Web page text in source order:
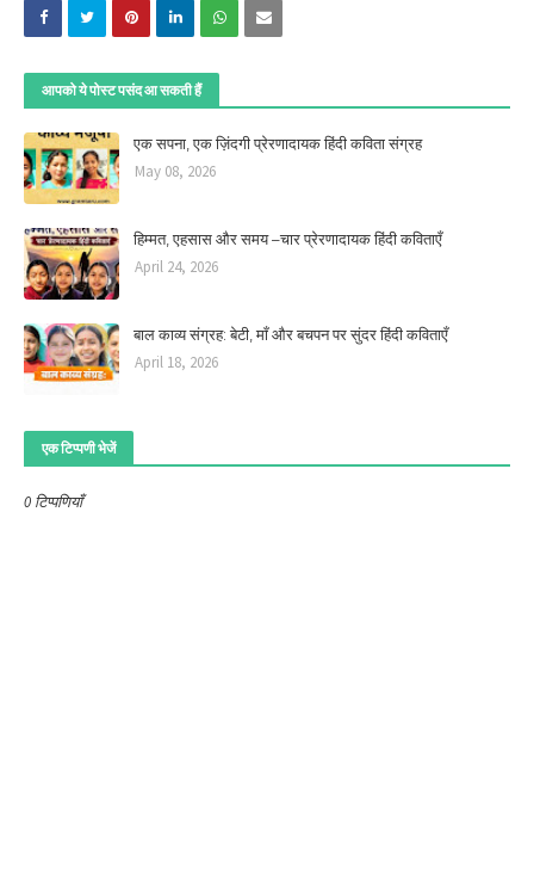
आपको ये पोस्ट पसंद आ सकती हैं
एक सपना, एक ज़िंदगी प्रेरणादायक हिंदी कविता संग्रह
May 08, 2026
हिम्मत, एहसास और समय –चार प्रेरणादायक हिंदी कविताएँ
April 24, 2026
बाल काव्य संग्रह: बेटी, माँ और बचपन पर सुंदर हिंदी कविताएँ
April 18, 2026
एक टिप्पणी भेजें
0 टिप्पणियाँ